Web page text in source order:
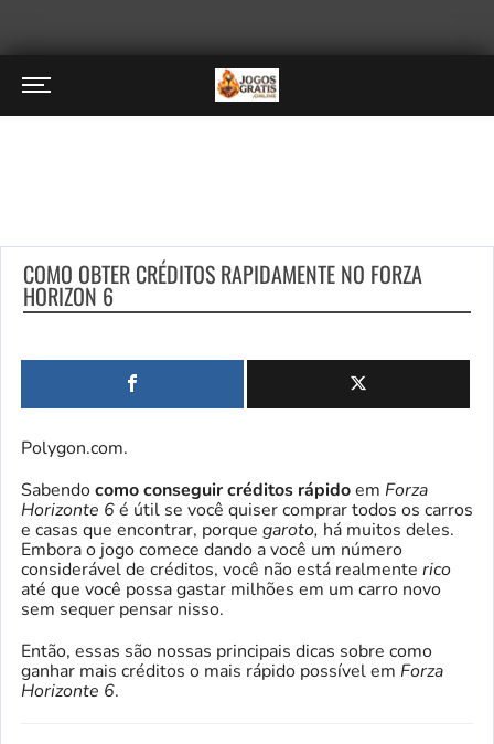
COMO OBTER CRÉDITOS RAPIDAMENTE NO FORZA
HORIZON 6
Polygon.com.
Sabendocomo conseguir créditos rápidoem Forza
Horizonte 6é útil se você quiser comprar todos os carros
e casas que encontrar, porque garoto, há muitos deles.
Embora o jogo comece dando a você um número
considerável de créditos, você não está realmente rico
até que você possa gastar milhões em um carro novo
sem sequer pensar nisso.
Então, essas são nossas principais dicas sobre como
ganhar mais créditos o mais rápido possível em Forza
Horizonte 6.